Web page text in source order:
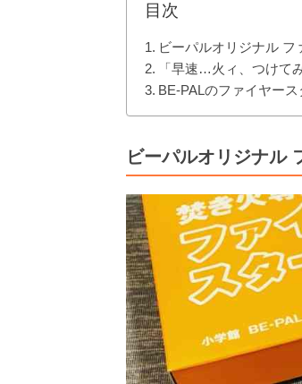
目次
ビーパルオリジナル フ
「早速…火ィ、つけて
BE-PALのファイヤー
ビーパルオリジナル